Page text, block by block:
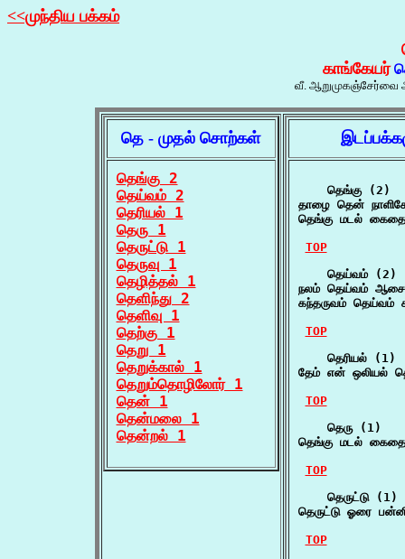
<<முந்திய பக்கம்
காங்கேயர்
வீ. ஆறுமுகஞ்சேர்வை
தெ - முதல் சொற்கள்
தெங்கு 2
தெய்வம் 2
தெரியல் 1
தெரு 1
தெருட்டு 1
தெருவு 1
தெழித்தல் 1
தெளிந்து 2
தெளிவு 1
தெற்கு 1
தெறு 1
தெறுக்கால் 1
தெறும்தொழிலோர் 1
தென் 1
தென்மலை 1
தென்றல் 1
    தெங்கு (2)
தாழை தென்
தெங்கு மடல்
TOP
    தெய்வம் (2)
நலம் தெய்வம்
கந்தருவம் தெய்வம்
TOP
    தெரியல் (1)
தேம் என் ஒலியல்
TOP
    தெரு (1)
தெங்கு மடல்
TOP
    தெருட்டு (1)
தெருட்டு ஓரை
TOP